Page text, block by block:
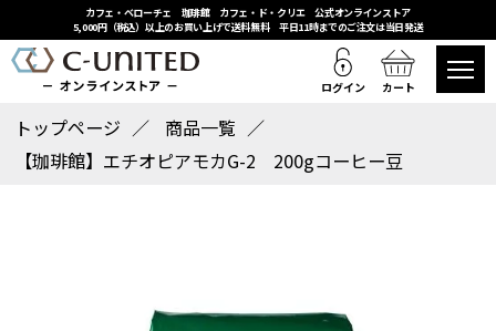
カフェ・ベローチェ 珈琲館 カフェ・ド・クリエ 公式オンラインストア
5,000円（税込）以上のお買い上げで送料無料 平日11時までのご注文は当日発送
ログイン カート
トップページ
商品一覧
【珈琲館】エチオピアモカG-2 200gコーヒー豆